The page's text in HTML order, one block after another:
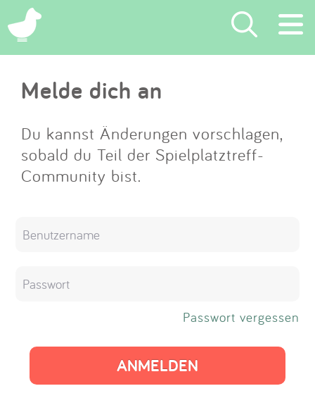
×
Suchen
Eintragen
App
Impressum
Anmelden
Melde dich an
Du kannst Änderungen vorschlagen,
sobald du Teil der Spielplatztreff-
Community bist.
Passwort vergessen